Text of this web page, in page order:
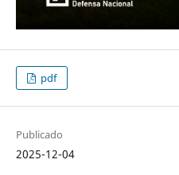
pdf
Publicado
2025-12-04